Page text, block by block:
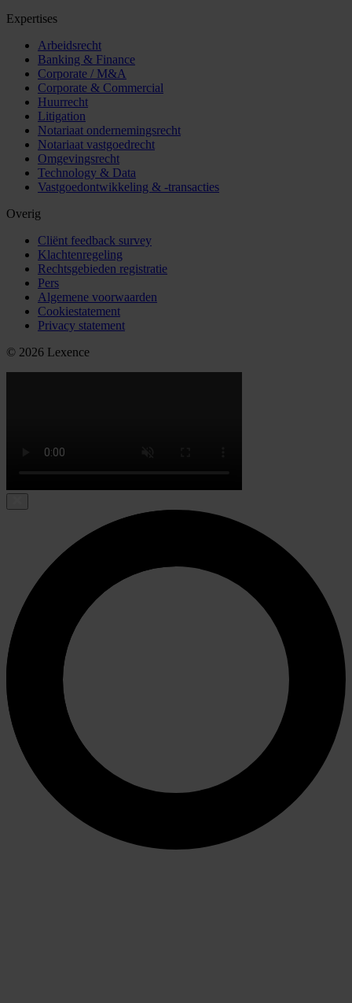
Expertises
Arbeidsrecht
Banking & Finance
Corporate / M&A
Corporate & Commercial
Huurrecht
Litigation
Notariaat ondernemingsrecht
Notariaat vastgoedrecht
Omgevingsrecht
Technology & Data
Vastgoedontwikkeling & -transacties
Overig
Cliënt feedback survey
Klachtenregeling
Rechtsgebieden registratie
Pers
Algemene voorwaarden
Cookiestatement
Privacy statement
© 2026 Lexence